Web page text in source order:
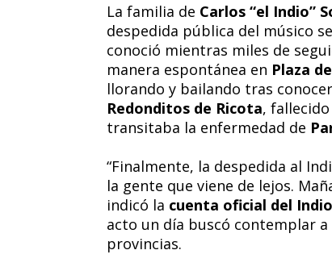
La familia de Carlos “el Indio”
despedida pública del músico
conoció mientras miles de
manera espontánea en Plaza
llorando y bailando tras
Redonditos de Ricota,
transitaba la enfermedad de
“Finalmente, la despedida al
la gente que viene de lejos.
indicó la cuenta oficial del
acto un día buscó contemplar
provincias.